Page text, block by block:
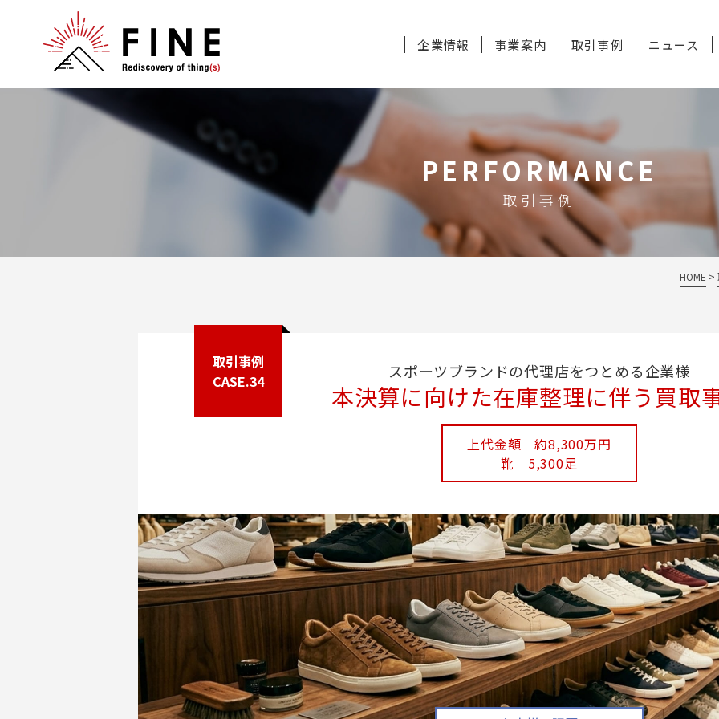
企業情報 事業案内 取引事例 ニュース
PERFORMANCE
取引事例
HOME
取引事例
CASE.34
スポーツブランドの代理店をつとめる企業様
本決算に向けた在庫整理に伴う買取
上代金額 約8,300万円
靴 5,300足